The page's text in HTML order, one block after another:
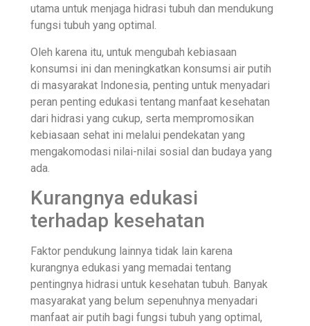
utama untuk menjaga hidrasi tubuh dan mendukung
fungsi tubuh yang optimal.
Oleh karena itu, untuk mengubah kebiasaan
konsumsi ini dan meningkatkan konsumsi air putih
di masyarakat Indonesia, penting untuk menyadari
peran penting edukasi tentang manfaat kesehatan
dari hidrasi yang cukup, serta mempromosikan
kebiasaan sehat ini melalui pendekatan yang
mengakomodasi nilai-nilai sosial dan budaya yang
ada.
Kurangnya edukasi
terhadap kesehatan
Faktor pendukung lainnya tidak lain karena
kurangnya edukasi yang memadai tentang
pentingnya hidrasi untuk kesehatan tubuh. Banyak
masyarakat yang belum sepenuhnya menyadari
manfaat air putih bagi fungsi tubuh yang optimal,